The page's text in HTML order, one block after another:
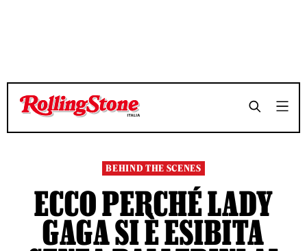
TEMPO DI LETTURA 7 MINUTI SHARE
TEMPO DI LETTURA 7 MINUTI SHARE
BEHIND THE SCENES
ECCO PERCHÉ LADY
GAGA SI È ESIBITA